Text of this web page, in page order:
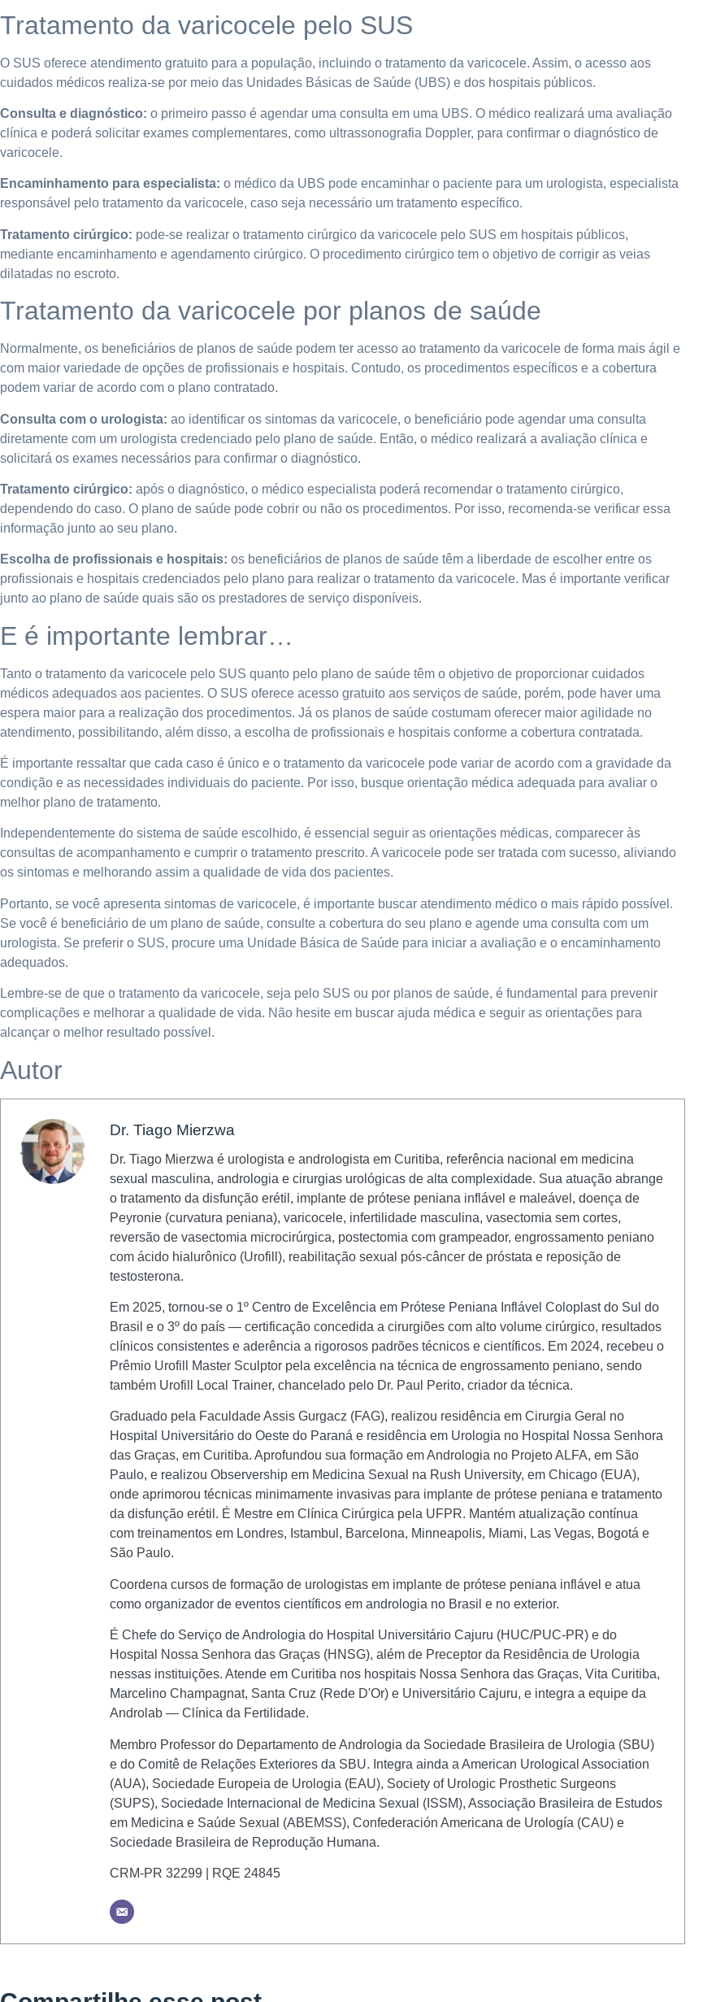
Tratamento da varicocele pelo SUS
O SUS oferece atendimento gratuito para a população, incluindo o tratamento da varicocele. Assim, o acesso aos
cuidados médicos realiza-se por meio das Unidades Básicas de Saúde (UBS) e dos hospitais públicos.
Consulta e diagnóstico: o primeiro passo é agendar uma consulta em uma UBS. O médico realizará uma avaliação
clínica e poderá solicitar exames complementares, como ultrassonografia Doppler, para confirmar o diagnóstico de
varicocele.
Encaminhamento para especialista: o médico da UBS pode encaminhar o paciente para um urologista, especialista
responsável pelo tratamento da varicocele, caso seja necessário um tratamento específico.
Tratamento cirúrgico: pode-se realizar o tratamento cirúrgico da varicocele pelo SUS em hospitais públicos,
mediante encaminhamento e agendamento cirúrgico. O procedimento cirúrgico tem o objetivo de corrigir as veias
dilatadas no escroto.
Tratamento da varicocele por planos de saúde
Normalmente, os beneficiários de planos de saúde podem ter acesso ao tratamento da varicocele de forma mais ágil e
com maior variedade de opções de profissionais e hospitais. Contudo, os procedimentos específicos e a cobertura
podem variar de acordo com o plano contratado.
Consulta com o urologista: ao identificar os sintomas da varicocele, o beneficiário pode agendar uma consulta
diretamente com um urologista credenciado pelo plano de saúde. Então, o médico realizará a avaliação clínica e
solicitará os exames necessários para confirmar o diagnóstico.
Tratamento cirúrgico: após o diagnóstico, o médico especialista poderá recomendar o tratamento cirúrgico,
dependendo do caso. O plano de saúde pode cobrir ou não os procedimentos. Por isso, recomenda-se verificar essa
informação junto ao seu plano.
Escolha de profissionais e hospitais: os beneficiários de planos de saúde têm a liberdade de escolher entre os
profissionais e hospitais credenciados pelo plano para realizar o tratamento da varicocele. Mas é importante verificar
junto ao plano de saúde quais são os prestadores de serviço disponíveis.
E é importante lembrar…
Tanto o tratamento da varicocele pelo SUS quanto pelo plano de saúde têm o objetivo de proporcionar cuidados
médicos adequados aos pacientes. O SUS oferece acesso gratuito aos serviços de saúde, porém, pode haver uma
espera maior para a realização dos procedimentos. Já os planos de saúde costumam oferecer maior agilidade no
atendimento, possibilitando, além disso, a escolha de profissionais e hospitais conforme a cobertura contratada.
É importante ressaltar que cada caso é único e o tratamento da varicocele pode variar de acordo com a gravidade da
condição e as necessidades individuais do paciente. Por isso, busque orientação médica adequada para avaliar o
melhor plano de tratamento.
Independentemente do sistema de saúde escolhido, é essencial seguir as orientações médicas, comparecer às
consultas de acompanhamento e cumprir o tratamento prescrito. A varicocele pode ser tratada com sucesso, aliviando
os sintomas e melhorando assim a qualidade de vida dos pacientes.
Portanto, se você apresenta sintomas de varicocele, é importante buscar atendimento médico o mais rápido possível.
Se você é beneficiário de um plano de saúde, consulte a cobertura do seu plano e agende uma consulta com um
urologista. Se preferir o SUS, procure uma Unidade Básica de Saúde para iniciar a avaliação e o encaminhamento
adequados.
Lembre-se de que o tratamento da varicocele, seja pelo SUS ou por planos de saúde, é fundamental para prevenir
complicações e melhorar a qualidade de vida. Não hesite em buscar ajuda médica e seguir as orientações para
alcançar o melhor resultado possível.
Autor
Dr. Tiago Mierzwa
Dr. Tiago Mierzwa é urologista e andrologista em Curitiba, referência nacional em medicina
sexual masculina, andrologia e cirurgias urológicas de alta complexidade. Sua atuação abrange
o tratamento da disfunção erétil, implante de prótese peniana inflável e maleável, doença de
Peyronie (curvatura peniana), varicocele, infertilidade masculina, vasectomia sem cortes,
reversão de vasectomia microcirúrgica, postectomia com grampeador, engrossamento peniano
com ácido hialurônico (Urofill), reabilitação sexual pós-câncer de próstata e reposição de
testosterona.
Em 2025, tornou-se o 1º Centro de Excelência em Prótese Peniana Inflável Coloplast do Sul do
Brasil e o 3º do país — certificação concedida a cirurgiões com alto volume cirúrgico, resultados
clínicos consistentes e aderência a rigorosos padrões técnicos e científicos. Em 2024, recebeu o
Prêmio Urofill Master Sculptor pela excelência na técnica de engrossamento peniano, sendo
também Urofill Local Trainer, chancelado pelo Dr. Paul Perito, criador da técnica.
Graduado pela Faculdade Assis Gurgacz (FAG), realizou residência em Cirurgia Geral no
Hospital Universitário do Oeste do Paraná e residência em Urologia no Hospital Nossa Senhora
das Graças, em Curitiba. Aprofundou sua formação em Andrologia no Projeto ALFA, em São
Paulo, e realizou Observership em Medicina Sexual na Rush University, em Chicago (EUA),
onde aprimorou técnicas minimamente invasivas para implante de prótese peniana e tratamento
da disfunção erétil. É Mestre em Clínica Cirúrgica pela UFPR. Mantém atualização contínua
com treinamentos em Londres, Istambul, Barcelona, Minneapolis, Miami, Las Vegas, Bogotá e
São Paulo.
Coordena cursos de formação de urologistas em implante de prótese peniana inflável e atua
como organizador de eventos científicos em andrologia no Brasil e no exterior.
É Chefe do Serviço de Andrologia do Hospital Universitário Cajuru (HUC/PUC-PR) e do
Hospital Nossa Senhora das Graças (HNSG), além de Preceptor da Residência de Urologia
nessas instituições. Atende em Curitiba nos hospitais Nossa Senhora das Graças, Vita Curitiba,
Marcelino Champagnat, Santa Cruz (Rede D'Or) e Universitário Cajuru, e integra a equipe da
Androlab — Clínica da Fertilidade.
Membro Professor do Departamento de Andrologia da Sociedade Brasileira de Urologia (SBU)
e do Comitê de Relações Exteriores da SBU. Integra ainda a American Urological Association
(AUA), Sociedade Europeia de Urologia (EAU), Society of Urologic Prosthetic Surgeons
(SUPS), Sociedade Internacional de Medicina Sexual (ISSM), Associação Brasileira de Estudos
em Medicina e Saúde Sexual (ABEMSS), Confederación Americana de Urología (CAU) e
Sociedade Brasileira de Reprodução Humana.
CRM-PR 32299 | RQE 24845